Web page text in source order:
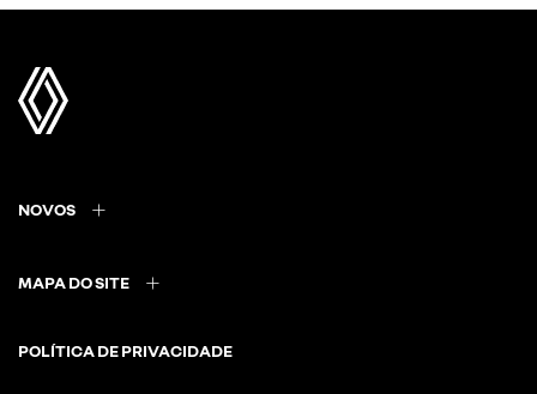
NOVOS
MAPA DO SITE
POLÍTICA DE PRIVACIDADE